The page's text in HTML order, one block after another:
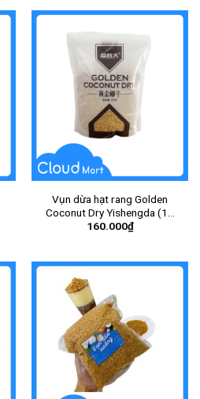
Vụn dừa hạt rang Golden
Coconut Dry Yishengda (12
gói/thùng)
160.000₫